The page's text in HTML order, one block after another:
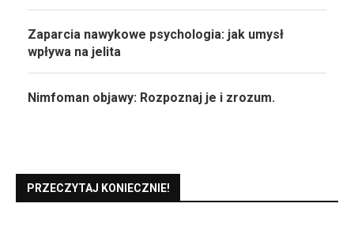
Zaparcia nawykowe psychologia: jak umysł
wpływa na jelita
Nimfoman objawy: Rozpoznaj je i zrozum.
PRZECZYTAJ KONIECZNIE!